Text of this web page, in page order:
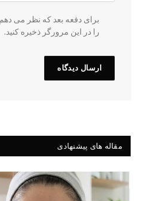
برای دفعه بعد که نظر می
را در این مرورگر ذخیره کنید.
مقاله های پیشنهادی